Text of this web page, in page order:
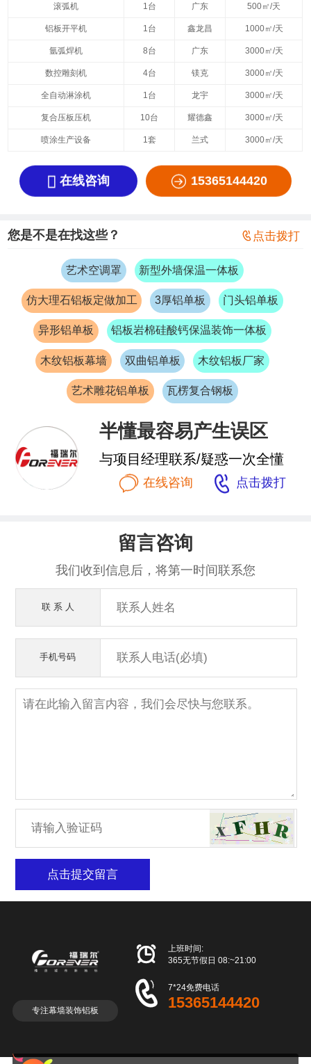
滚弧机 1台 广东 500㎡/天
铝板开平机 1台 鑫龙昌 1000㎡/天
氩弧焊机 8台 广东 3000㎡/天
数控雕刻机 4台 镁克 3000㎡/天
全自动淋涂机 1台 龙宇 3000㎡/天
复合压板压机 10台 耀德鑫 3000㎡/天
喷涂生产设备 1套 兰式 3000㎡/天
 在线咨询  15365144420
您是不是在找这些？  点击拨打
艺术空调罩 新型外墙保温一体板
仿大理石铝板定做加工 3厚铝单板 门头铝单板
异形铝单板 铝板岩棉硅酸钙保温装饰一体板
木纹铝板幕墙 双曲铝单板 木纹铝板厂家
艺术雕花铝单板 瓦楞复合钢板
半懂最容易产生误区
与项目经理联系/疑惑一次全懂
 在线咨询  点击拨打
留言咨询
我们收到信息后，将第一时间联系您
联 系 人
手机号码
点击提交留言
专注幕墙装饰铝板

上班时间:
365无节假日 08:~21:00
 7*24免费电话
15365144420